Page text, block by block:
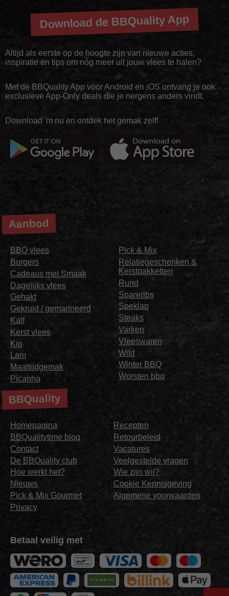
Download de BBQuality App
Altijd als eerste op de hoogte zijn van nieuwe acties,
inspiratie en tips om nóg meer uit jouw vlees te halen?
Met de BBQuality App voor Android en iOS ontvang je ook
exclusieve App-Only deals die je nergens anders vindt.
Download 'm nu en ontdek het gemak zelf!
Aanbod
BBQ vlees
Burgers
Cadeaus met Smaak
Dagelijks vlees
Gehakt
Gekruid / gemarineerd
Kalf
Kerst vlees
Kip
Lam
Maaltijdgemak
Picanha
Pick & Mix
Relatiegeschenken &
Kerstpakketten
Rund
Spareribs
Speklap
Steaks
Varken
Vleeswaren
Wild
Winter BBQ
Worsten bbq
BBQuality
Homepagina
BBQualitytime blog
Contact
De BBQuality club
Hoe werkt het?
Nieuws
Pick & Mix Gourmet
Privacy
Recepten
Retourbeleid
Vacatures
Veelgestelde vragen
Wie zijn wij?
Cookie Kennisgeving
Algemene voorwaarden
Betaal veilig met